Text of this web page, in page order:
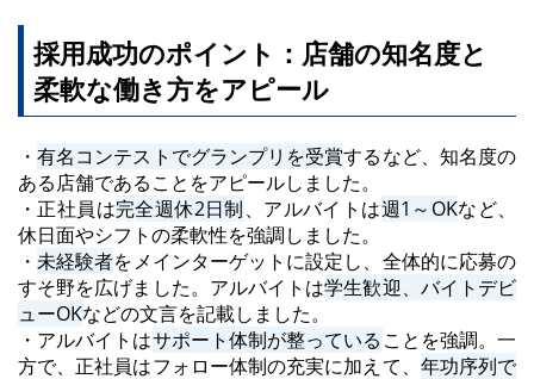
採用成功のポイント：店舗の知名度と
柔軟な働き方をアピール
・有名コンテストでグランプリを受賞するなど、知名度の
ある店舗であることをアピールしました。
・正社員は完全週休2日制、アルバイトは週1～OKなど、
休日面やシフトの柔軟性を強調しました。
・未経験者をメインターゲットに設定し、全体的に応募の
すそ野を広げました。アルバイトは学生歓迎、バイトデビ
ューOKなどの文言を記載しました。
・アルバイトはサポート体制が整っている ことを強調。一
方で、正社員はフォロー体制の充実に加えて、 年功序列で